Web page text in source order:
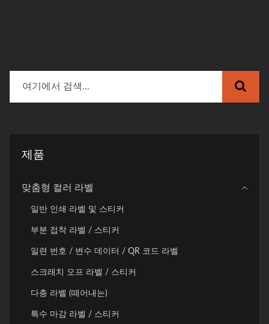
제품
맞춤형 컬러 라벨
일반 인쇄 라벨 및 스티커
부분 접착 라벨 / 스티커
일련 번호 / 변수 데이터 / QR 코드 라벨
스크래치 오프 라벨 / 스티커
다층 라벨 (떼어내는)
특수 마감 라벨 / 스티커